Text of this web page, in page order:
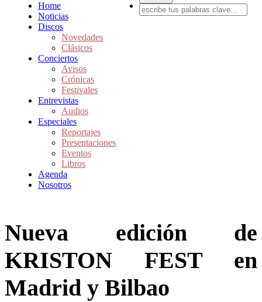
Home
Noticias
Discos
Novedades
Clásicos
Conciertos
Avisos
Crónicas
Festivales
Entrevistas
Audios
Especiales
Reportajes
Presentaciones
Eventos
Libros
Agenda
Nosotros
Nueva edición de
KRISTON FEST en
Madrid y Bilbao